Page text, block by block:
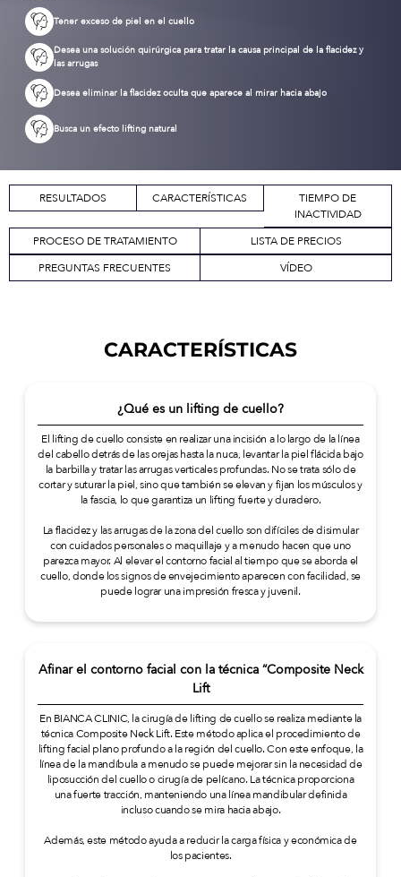
Tener exceso de piel en el cuello
Desea una solución quirúrgica para tratar la causa principal de la flacidez y
las arrugas
Desea eliminar la flacidez oculta que aparece al mirar hacia abajo
Busca un efecto lifting natural
RESULTADOS CARACTERÍSTICAS
TIEMPO DE
INACTIVIDAD
PROCESO DE TRATAMIENTO
LISTA DE PRECIOS
PREGUNTAS FRECUENTES
VÍDEO
CARACTERÍSTICAS
¿Qué es un lifting de cuello?
El lifting de cuello consiste en realizar una incisión a lo largo de la línea
del cabello detrás de las orejas hasta la nuca, levantar la piel flácida bajo
la barbilla y tratar las arrugas verticales profundas. No se trata sólo de
cortar y suturar la piel, sino que también se elevan y fijan los músculos y
la fascia, lo que garantiza un lifting fuerte y duradero.
La flacidez y las arrugas de la zona del cuello son difíciles de disimular
con cuidados personales o maquillaje y a menudo hacen que uno
parezca mayor. Al elevar el contorno facial al tiempo que se aborda el
cuello, donde los signos de envejecimiento aparecen con facilidad, se
puede lograr una impresión fresca y juvenil.
Afinar el contorno facial con la técnica “Composite Neck
Lift
En BIANCA CLINIC, la cirugía de lifting de cuello se realiza mediante la
técnica Composite Neck Lift. Este método aplica el procedimiento de
lifting facial plano profundo a la región del cuello. Con este enfoque, la
línea de la mandíbula a menudo se puede mejorar sin la necesidad de
liposucción del cuello o cirugía de pelícano. La técnica proporciona
una fuerte tracción, manteniendo una línea mandibular definida
incluso cuando se mira hacia abajo.
Además, este método ayuda a reducir la carga física y económica de
los pacientes.